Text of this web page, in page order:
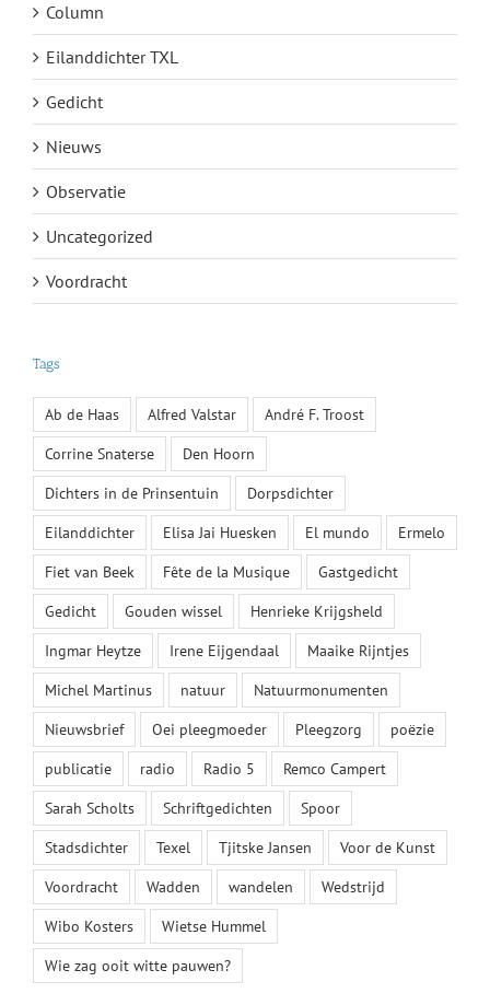
Column
Eilanddichter TXL
Gedicht
Nieuws
Observatie
Uncategorized
Voordracht
Tags
Ab de Haas Alfred Valstar
André F. Troost
Corrine Snaterse
Den Hoorn
Dichters in de Prinsentuin
Dorpsdichter
Eilanddichter
Elisa Jai Huesken El mundo
Ermelo
Fiet van Beek
Fête de la Musique
Gastgedicht
Gedicht
Gouden wissel
Henrieke Krijgsheld
Ingmar Heytze
Irene Eijgendaal
Maaike Rijntjes
Michel Martinus
natuur
Natuurmonumenten
Nieuwsbrief
Oei pleegmoeder Pleegzorg
poëzie
publicatie
radio Radio 5
Remco Campert
Sarah Scholts
Schriftgedichten
Spoor
Stadsdichter
Texel Tjitske Jansen
Voor de Kunst
Voordracht
Wadden wandelen
Wedstrijd
Wibo Kosters
Wietse Hummel
Wie zag ooit witte pauwen?